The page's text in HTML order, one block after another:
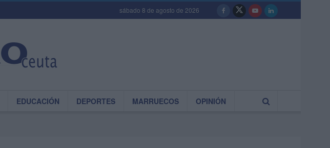
sábado 8 de agosto de 2026
EDUCACIÓN DEPORTES MARRUECOS OPINIÓN